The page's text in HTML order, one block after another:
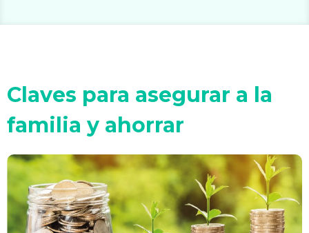
Claves para asegurar a la
familia y ahorrar